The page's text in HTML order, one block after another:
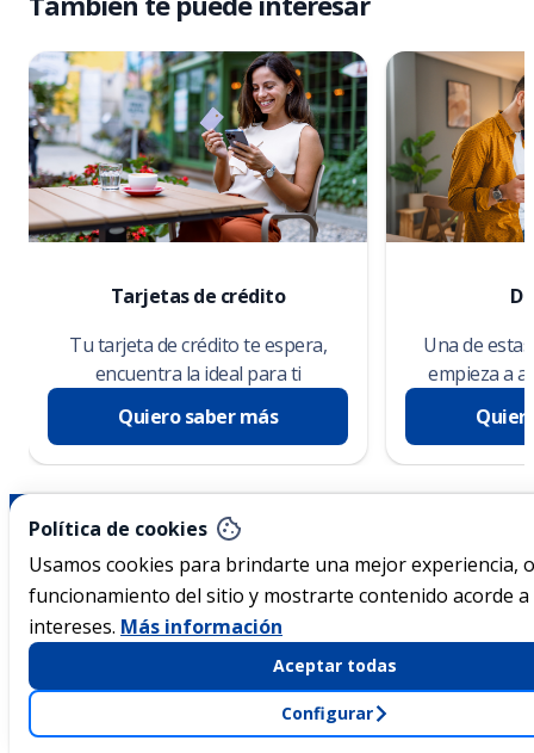
Tarjetas de crédito
Tu tarjeta de crédito te espera,
encuentra la ideal para ti
Quiero saber más
Una de
empieza a
Política de cookies
Usamos cookies para brindarte una mejor experiencia,
funcionamiento del sitio y mostrarte contenido acorde
intereses. Más información
Aceptar todas
Configurar
Acerca de Ficohsa
Transparencia